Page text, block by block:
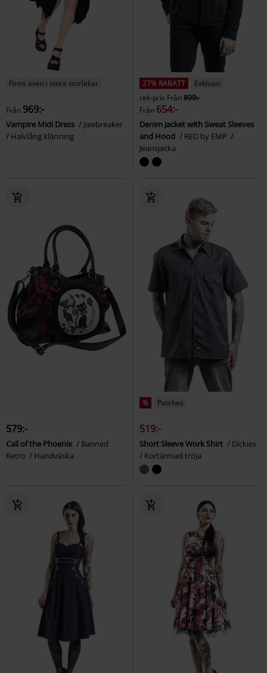
Finns även i stora storlekar
Från 969:-
Vampire Midi Dress
Jawbreaker
Halvlång klänning
27% RABATT
Exklusiv
rek-pris Från899:-
Från 654:-
Denim Jacket with Sweat Sleeves
and Hood
RED by EMP
Jeansjacka
579:-
Call of the Phoenix
Banned
Retro
Handväska
% Patches
519:-
Short Sleeve Work Shirt
Dickies
Kortärmad tröja